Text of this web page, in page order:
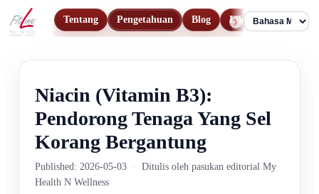
Tentang Pengetahuan Blog Lihat Produk
Language
Niacin (Vitamin B3):
Pendorong Tenaga Yang Sel
Korang Bergantung
Published: 2026-05-03 ·
Ditulis oleh pasukan editorial My
Health N Wellness